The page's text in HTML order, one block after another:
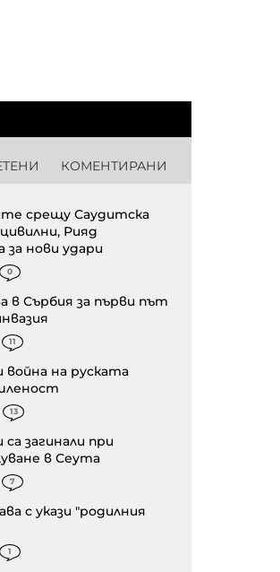
КОМЕНТИРАНИ
срещу Саудитска
Рияд
за нови удари
0
в Сърбия за първи път
11
война на руската
13
загинали при
в Сеута
7
с укази "родилния
1